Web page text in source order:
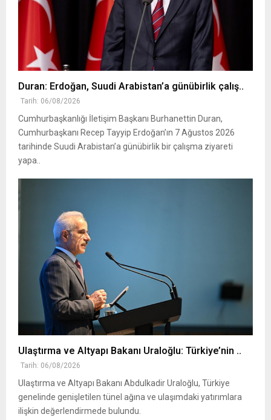
Duran: Erdoğan, Suudi Arabistan’a günübirlik çalış..
Tarih: 06/08/2026
Cumhurbaşkanlığı İletişim Başkanı Burhanettin Duran,
Cumhurbaşkanı Recep Tayyip Erdoğan’ın 7 Ağustos 2026
tarihinde Suudi Arabistan’a günübirlik bir çalışma ziyareti
yapa..
Ulaştırma ve Altyapı Bakanı Uraloğlu: Türkiye’nin ..
Tarih: 06/08/2026
Ulaştırma ve Altyapı Bakanı Abdulkadir Uraloğlu, Türkiye
genelinde genişletilen tünel ağına ve ulaşımdaki yatırımlara
ilişkin değerlendirmede bulundu.